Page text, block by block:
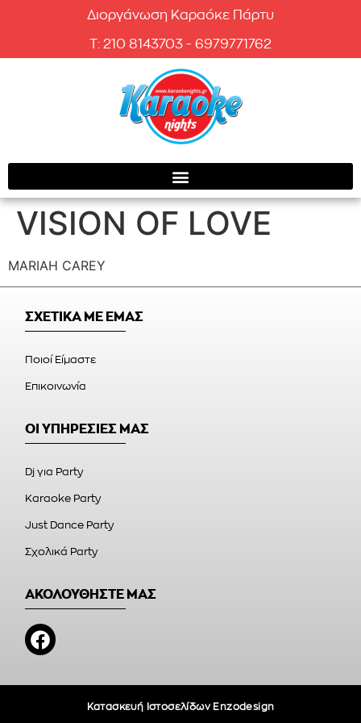
Διοργάνωση Καραόκε Πάρτυ
T: 210 8143703 - 6979771762
VISION OF LOVE
MARIAH CAREY
ΣΧΕΤΙΚΑ ΜΕ ΕΜΑΣ
Ποιοί Είμαστε
Επικοινωνία
ΟΙ ΥΠΗΡΕΣΙΕΣ ΜΑΣ
Dj για Party
Karaoke Party
Just Dance Party
Σχολικά Party
ΑΚΟΛΟΥΘΗΣΤΕ ΜΑΣ
Κατασκευή Ιστοσελίδων Enzodesign